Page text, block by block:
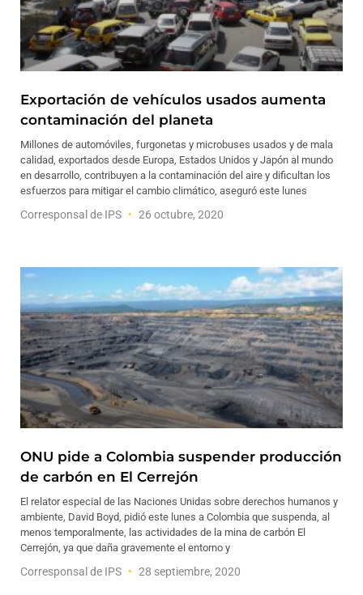
Exportación de vehículos usados aumenta
contaminación del planeta
Millones de automóviles, furgonetas y microbuses usados y de mala
calidad, exportados desde Europa, Estados Unidos y Japón al mundo
en desarrollo, contribuyen a la contaminación del aire y dificultan los
esfuerzos para mitigar el cambio climático, aseguró este lunes
Corresponsal de IPS 26 octubre, 2020
ONU pide a Colombia suspender producción
de carbón en El Cerrejón
El relator especial de las Naciones Unidas sobre derechos humanos y
ambiente, David Boyd, pidió este lunes a Colombia que suspenda, al
menos temporalmente, las actividades de la mina de carbón El
Cerrejón, ya que daña gravemente el entorno y
Corresponsal de IPS 28 septiembre, 2020